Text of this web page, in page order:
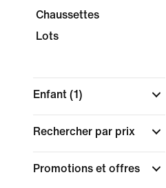
Chaussettes
Lots
Enfant (1)
Rechercher par prix
Promotions et offres